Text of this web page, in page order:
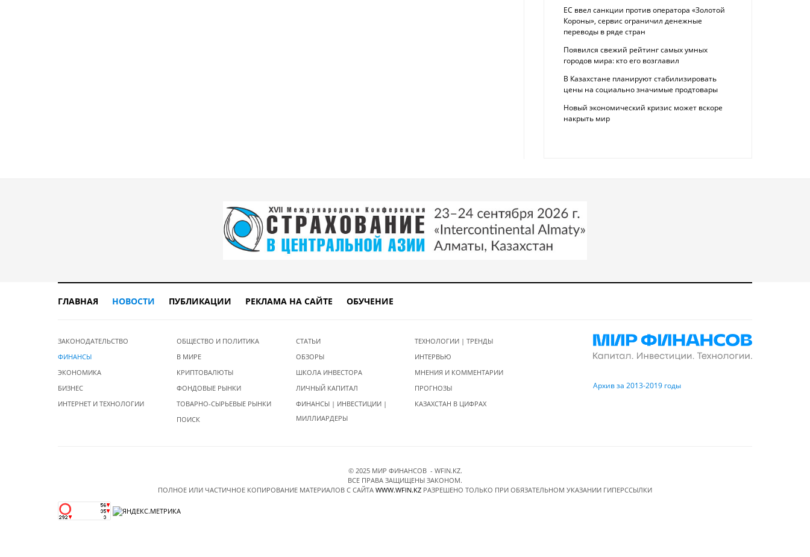
ЕС ввел санкции против оператора «Золотой
Короны», сервис ограничил денежные
переводы в ряде стран
Появился свежий рейтинг самых умных
городов мира: кто его возглавил
В Казахстане планируют стабилизировать
цены на социально значимые продтовары
Новый экономический кризис может вскоре
накрыть мир
ГЛАВНАЯ НОВОСТИ ПУБЛИКАЦИИ РЕКЛАМА НА САЙТЕ ОБУЧЕНИЕ
ЗАКОНОДАТЕЛЬСТВО
ФИНАНСЫ
ЭКОНОМИКА
БИЗНЕС
ИНТЕРНЕТ И ТЕХНОЛОГИИ
ОБЩЕСТВО И ПОЛИТИКА
В МИРЕ
КРИПТОВАЛЮТЫ
ФОНДОВЫЕ РЫНКИ
ТОВАРНО-СЫРЬЕВЫЕ РЫНКИ
ПОИСК
СТАТЬИ
ОБЗОРЫ
ШКОЛА ИНВЕСТОРА
ЛИЧНЫЙ КАПИТАЛ
ФИНАНСЫ | ИНВЕСТИЦИИ |
МИЛЛИАРДЕРЫ
ТЕХНОЛОГИИ | ТРЕНДЫ
ИНТЕРВЬЮ
МНЕНИЯ И КОММЕНТАРИИ
ПРОГНОЗЫ
КАЗАХСТАН В ЦИФРАХ
Архив за 2013-2019 годы
© 2025 МИР ФИНАНСОВ - WFIN.KZ.
ВСЕ ПРАВА ЗАЩИЩЕНЫ ЗАКОНОМ.
ПОЛНОЕ ИЛИ ЧАСТИЧНОЕ КОПИРОВАНИЕ МАТЕРИАЛОВ C САЙТА WWW.WFIN.KZ РАЗРЕШЕНО ТОЛЬКО ПРИ ОБЯЗАТЕЛЬНОМ УКАЗАНИИ ГИПЕРССЫЛКИ